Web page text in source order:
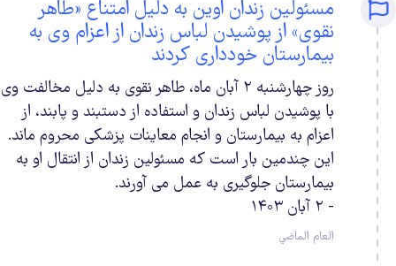
مسئولین زندان اوین به دلیل امتناع «طاهر
نقوی» از پوشیدن لباس زندان از اعزام وی به
بیمارستان خودداری کردند
روز چهارشنبه ۲ آبان ماه، طاهر نقوی به دلیل مخالفت وی
با پوشیدن لباس زندان و استفاده از دستبند و پابند، از
اعزام به بیمارستان و انجام معاینات پزشکی محروم ماند.
این چندمین بار است که مسئولین زندان از انتقال او به
بیمارستان جلوگیری به عمل می آورند.
- ۲ آبان ۱۴۰۳
العام الماضي